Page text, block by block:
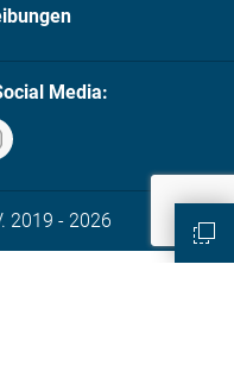
Media:
2019 - 2026